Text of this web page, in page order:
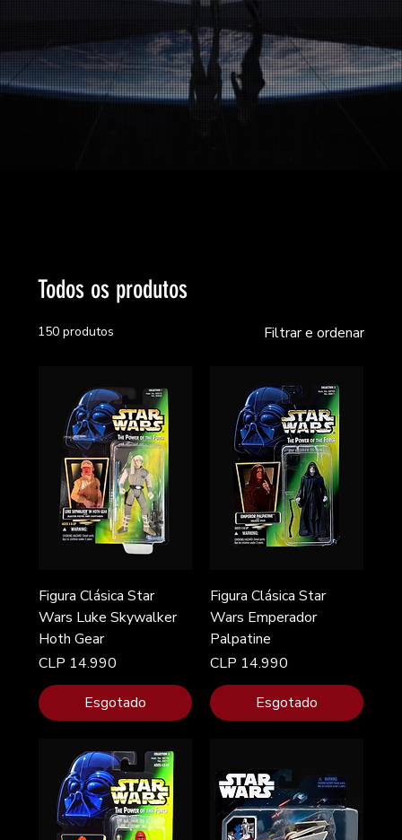
Todos os produtos
150 produtos Filtrar e ordenar
Figura Clásica Star
Wars Luke Skywalker
Hoth Gear
Preço
CLP 14.990
Esgotado
Figura Clásica Star
Wars Emperador
Palpatine
Preço
CLP 14.990
Esgotado